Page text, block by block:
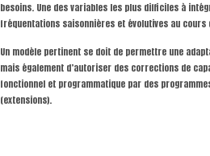
besoins. Une des variables les plus difficiles à
fréquentations saisonnières et évolutives au cours
Un modèle pertinent se doit de permettre une
mais également d’autoriser des corrections de
fonctionnel et programmatique par des
(extensions).